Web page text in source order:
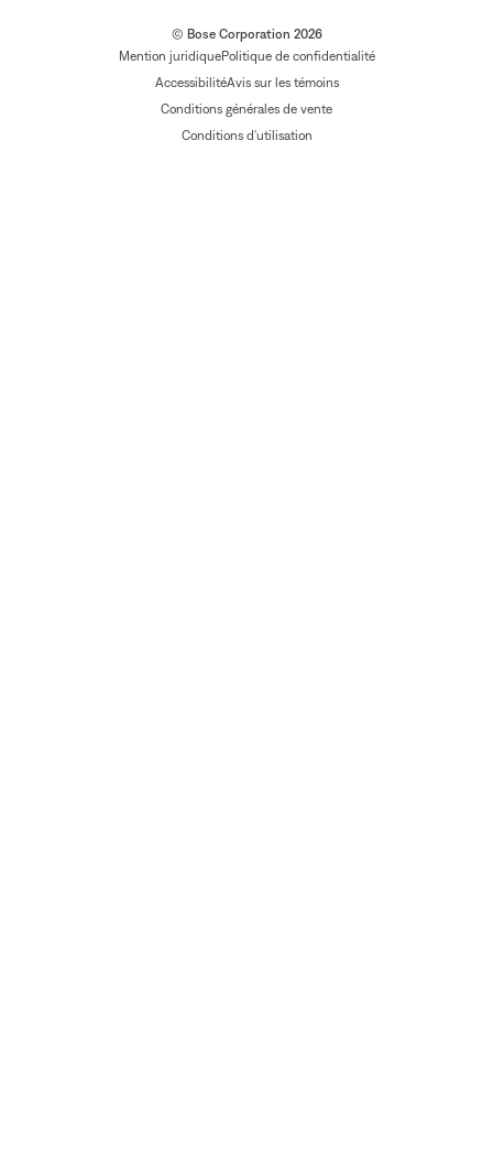
© Bose Corporation 2026
Mention juridiquePolitique de confidentialité
AccessibilitéAvis sur les témoins
Conditions générales de vente
Conditions d'utilisation